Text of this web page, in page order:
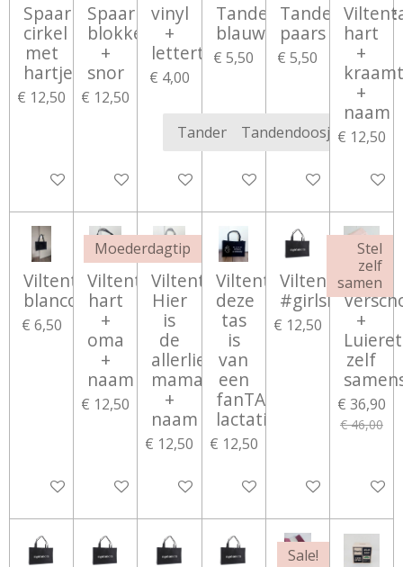
Spaarpot
cirkel
met
hartjes
€ 12,50
Bekijk details
Spaarpot
blokken
+
snor
€ 12,50
Bekijk details
vinyl
+
lettertype
€ 4,00
Bekijk details
Tandendoosje
blauw
€ 5,50
Bekijk details
Tandendoosje
paars
€ 5,50
Bekijk details
hart
+
+
naam
€ 12,50
Bekijk
Viltentas
blanco
€ 6,50
Bekijk details
Viltentas
hart
+
oma
+
naam
€ 12,50
Bekijk details
Moederdagtip
Viltentas
Hier
is
de
allerliefste
mama
+
naam
€ 12,50
Bekijk details
Viltentas
deze
tas
is
van
een
fanTAStische
lactatiekundige
€ 12,50
Bekijk details
Viltentas
#girlsmom
€ 12,50
Bekijk details
Stel
zelf
samen
Set:
+
zelf
€ 36,90
€ 46,00
In
Sale!